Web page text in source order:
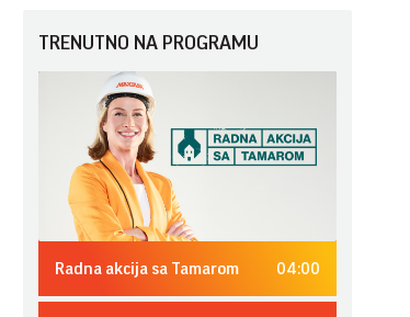
TRENUTNO NA PROGRAMU
Radna akcija sa Tamarom 04:00